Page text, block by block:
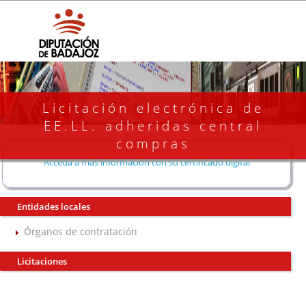
Licitación electrónica de
EE.LL. adheridas central
compras
Acceda a más información con su certificado digital
Entidades locales
Órganos de contratación
Licitaciones